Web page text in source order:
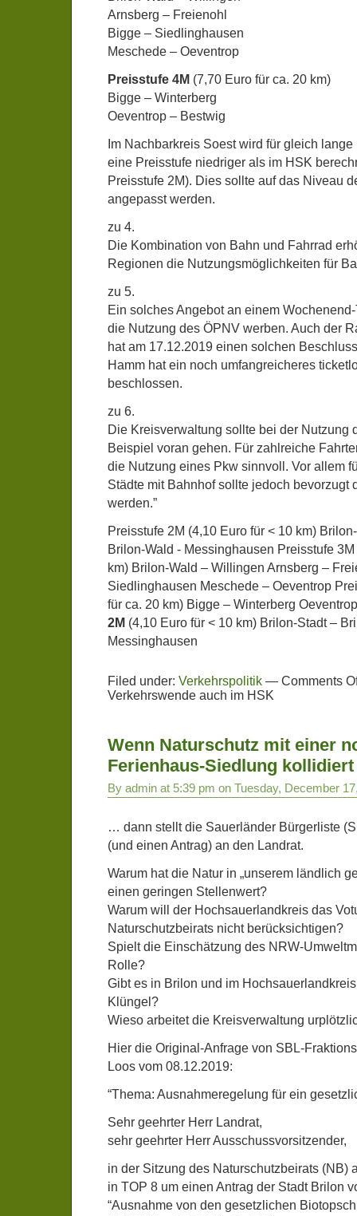
Arnsberg – Freienohl
Bigge – Siedlinghausen
Meschede – Oeventrop
Preisstufe 4M (7,70 Euro für ca. 20 km)
Bigge – Winterberg
Oeventrop – Bestwig
Im Nachbarkreis Soest wird für gleich
eine Preisstufe niedriger als im HSK
Preisstufe 2M). Dies sollte auf das Niveau
angepasst werden.
zu 4.
Die Kombination von Bahn und Fahrrad
Regionen die Nutzungsmöglichkeiten für
zu 5.
Ein solches Angebot an einem
die Nutzung des ÖPNV werben. Auch der
hat am 17.12.2019 einen solchen
Hamm hat ein noch umfangreicheres
beschlossen.
zu 6.
Die Kreisverwaltung sollte bei der Nutzung
Beispiel voran gehen. Für zahlreiche
die Nutzung eines Pkw sinnvoll. Vor allem
Städte mit Bahnhof sollte jedoch bevorzugt
werden.”
Preisstufe 2M (4,10 Euro für < 10 km)
Brilon-Wald - Messinghausen Preisstufe
km) Brilon-Wald – Willingen Arnsberg –
Siedlinghausen Meschede – Oeventrop
für ca. 20 km) Bigge – Winterberg
2M (4,10 Euro für < 10 km) Brilon-Stadt –
Messinghausen
Filed under: Verkehrspolitik — Comments
Verkehrswende auch im HSK
Wenn Naturschutz mit einer
Ferienhaus-Siedlung kollidiert
By admin at 5:39 pm on Tuesday, December
… dann stellt die Sauerländer Bürgerliste
(und einen Antrag) an den Landrat.
Warum hat die Natur in „unserem ländlich
einen geringen Stellenwert?
Warum will der Hochsauerlandkreis das
Naturschutzbeirats nicht berücksichtigen?
Spielt die Einschätzung des NRW-
Rolle?
Gibt es in Brilon und im
Klüngel?
Wieso arbeitet die Kreisverwaltung
Hier die Original-Anfrage von SBL-
Loos vom 08.12.2019:
“Thema: Ausnahmeregelung für ein
Sehr geehrter Herr Landrat,
sehr geehrter Herr Ausschussvorsitzender,
in der Sitzung des Naturschutzbeirats (NB)
in TOP 8 um einen Antrag der Stadt Brilon
“Ausnahme von den gesetzlichen